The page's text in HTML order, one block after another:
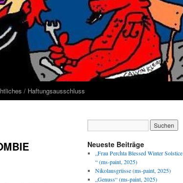
/ Haftungsausschluss
Neueste Beiträge
„Frau Perchta Blessed Winter Solstice
“ (ms-paint, 2025)
Nikolausgrüsse (ms-paint, 2025)
„Genuss“ (ms-paint, 2025)